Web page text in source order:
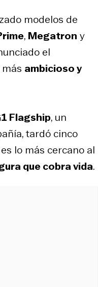
modelos de
, Megatron y
el
ambicioso y
Flagship, un
tardó cinco
lo más cercano al
que cobra vida.